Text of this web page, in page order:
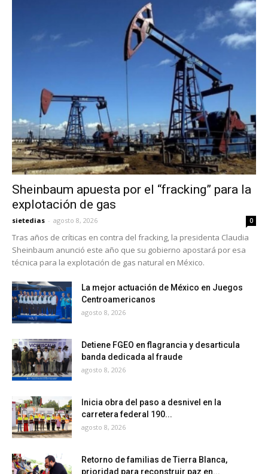
Sheinbaum apuesta por el “fracking” para la
explotación de gas
sietedias - agosto 8, 2026 0
Tras años de críticas en contra del fracking, la presidenta Claudia
Sheinbaum anunció este año que su gobierno apostará por esa
técnica para la explotación de gas natural en México.
La mejor actuación de México en Juegos
Centroamericanos
agosto 8, 2026
Detiene FGEO en flagrancia y desarticula
banda dedicada al fraude
agosto 8, 2026
Inicia obra del paso a desnivel en la
carretera federal 190...
agosto 8, 2026
Retorno de familias de Tierra Blanca,
prioridad para reconstruir paz en...